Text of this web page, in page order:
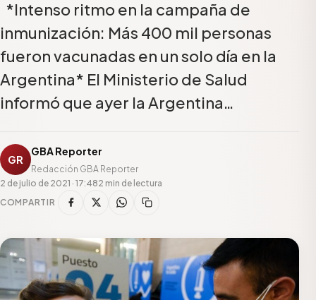
*Intenso ritmo en la campaña de
inmunización: Más 400 mil personas
fueron vacunadas en un solo día en la
Argentina* El Ministerio de Salud
informó que ayer la Argentina…
GR
GBA Reporter
Redacción GBA Reporter
2 de julio de 2021 · 17:482 min de lectura
COMPARTIR